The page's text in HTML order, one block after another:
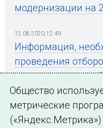
модернизации на
12.08.2020 12:49
Информация,
проведения
модернизации на
← Все публикации
Общество
метрические